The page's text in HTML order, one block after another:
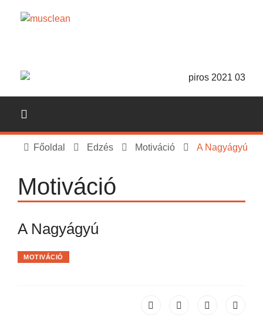
Főoldal Edzés Motiváció A Nagyágyú
Motiváció
A Nagyágyú
MOTIVÁCIÓ